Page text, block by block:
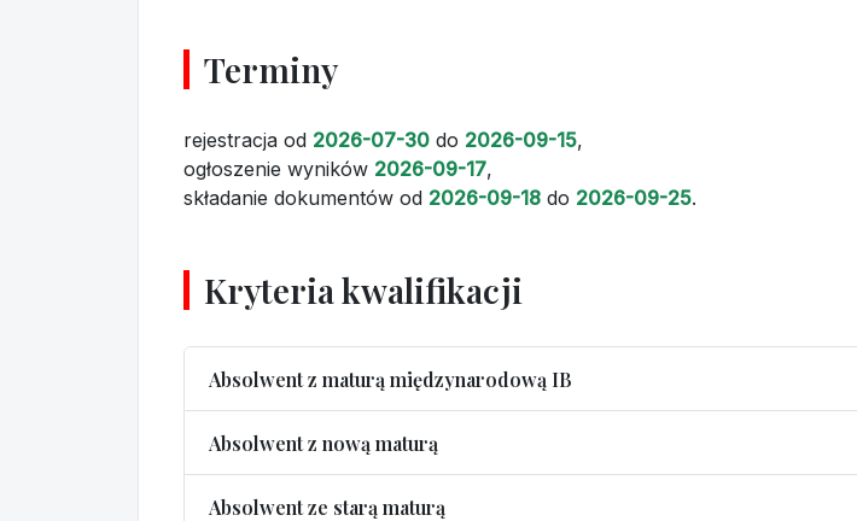
Terminy
rejestracja od 2026-07-30 do 2026-09-15,
ogłoszenie wyników 2026-09-17,
składanie dokumentów od 2026-09-18 do 2026-09-25.
Kryteria kwalifikacji
Absolwent z maturą międzynarodową IB
Absolwent z nową maturą
Absolwent ze starą maturą